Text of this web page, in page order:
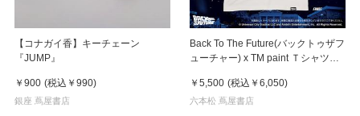
【コナガイ香】キーチェーン
『JUMP』
￥900 (税込 ￥990)
銀座 蔦屋書店
Back To The Future(バックトゥザフ
ューチャー) x TM paint Ｔシャツ
￥5,500 (税込 ￥6,050)
六本松 蔦屋書店